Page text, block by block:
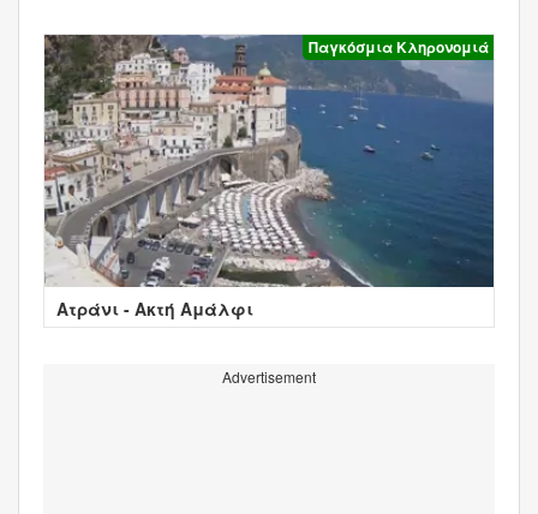
Παγκόσμια Κληρονομιά
Ατράνι - Ακτή Αμάλφι
Advertisement